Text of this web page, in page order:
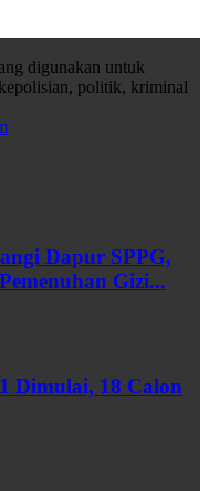
digunakan untuk
politik, kriminal
Dapur SPPG,
Gizi...
Dimulai, 18 Calon